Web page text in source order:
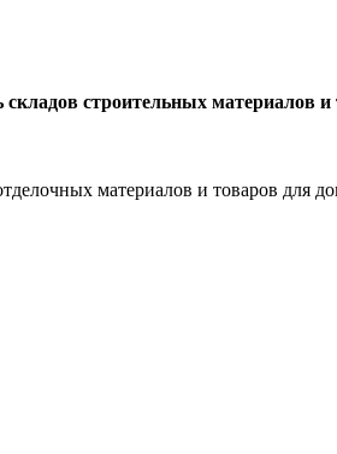
складов строительных материалов
материалов и товаров для